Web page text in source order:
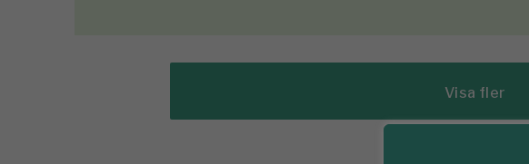
Visa fler